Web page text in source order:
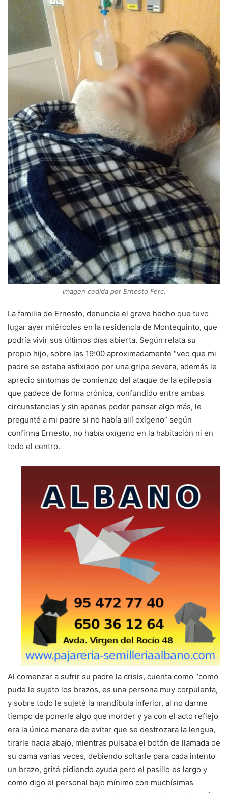
Imagen cedida por Ernesto Ferc.
La familia de Ernesto, denuncia el grave hecho que tuvo
lugar ayer miércoles en la residencia de Montequinto, que
podría vivir sus últimos días abierta. Según relata su
propio hijo, sobre las 19:00 aproximadamente “veo que mi
padre se estaba asfixiado por una gripe severa, además le
aprecio síntomas de comienzo del ataque de la epilepsia
que padece de forma crónica, confundido entre ambas
circunstancias y sin apenas poder pensar algo más, le
pregunté a mi padre si no había allí oxígeno” según
confirma Ernesto, no había oxígeno en la habitación ni en
todo el centro.
Al comenzar a sufrir su padre la crisis, cuenta como “como
pude le sujeto los brazos, es una persona muy corpulenta,
y sobre todo le sujeté la mandíbula inferior, al no darme
tiempo de ponerle algo que morder y ya con el acto reflejo
era la única manera de evitar que se destrozara la lengua,
tirarle hacia abajo, mientras pulsaba el botón de llamada de
su cama varias veces, debiendo soltarle para cada intento
un brazo, grité pidiendo ayuda pero el pasillo es largo y
como digo el personal bajo mínimo con muchísimas